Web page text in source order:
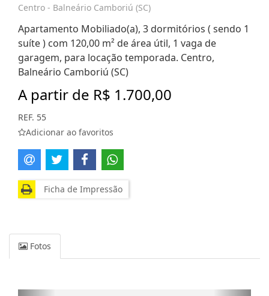
Centro - Balneário Camboriú (SC)
Apartamento Mobiliado(a), 3 dormitórios ( sendo 1
suíte ) com 120,00 m² de área útil, 1 vaga de
garagem, para locação temporada. Centro,
Balneário Camboriú (SC)
A partir de R$ 1.700,00
REF. 55
Adicionar ao favoritos
Ficha de Impressão
Fotos